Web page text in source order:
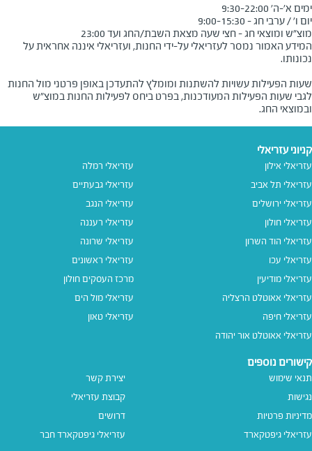
מוצ"ש ומוצאי חג - חצי שעה מצאת השבת/החג ועד 23:00
המידע האמור נמסר לעזריאלי על-ידי החנות, ועזריאלי איננה אחראית על
שעות הפעילות עשויות להשתנות ומומלץ להתעדכן באופן פרטני מול החנות
לגבי שעות הפעילות המעודכנות, בפרט ביחס לפעילות החנות במוצ"ש
ובמוצאי החג.
קניוני עזריאלי
עזריאלי אילון
עזריאלי תל אביב
עזריאלי ירושלים
עזריאלי חולון
עזריאלי הוד השרון
עזריאלי עכו
עזריאלי מודיעין
עזריאלי אאוטלט הרצליה
עזריאלי חיפה
עזריאלי אאוטלט אור יהודה
עזריאלי רמלה
עזריאלי גבעתיים
עזריאלי הנגב
עזריאלי רעננה
עזריאלי שרונה
עזריאלי ראשונים
מרכז העסקים חולון
עזריאלי מול הים
עזריאלי טאון
קישורים נוספים
תנאי שימוש
נגישות
מדיניות פרטיות
עזריאלי גיפטקארד
יצירת קשר
קבוצת עזריאלי
דרושים
עזריאלי גיפטקארד חבר‎